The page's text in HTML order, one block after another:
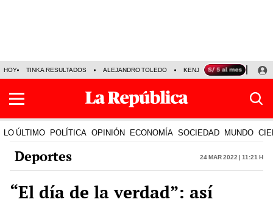
HOY TINKA RESULTADOS ALEJANDRO TOLEDO KENJI FUJIMORI
LO ÚLTIMO POLÍTICA OPINIÓN ECONOMÍA SOCIEDAD MUNDO
Deportes 24 Mar 2022 | 11:21 h
“El día de la verdad”: así